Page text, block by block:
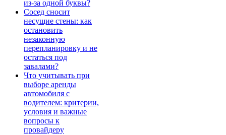
из-за одной буквы?
Сосед сносит
несущие стены: как
остановить
незаконную
перепланировку и не
остаться под
завалами?
Что учитывать при
выборе аренды
автомобиля с
водителем: критерии,
условия и важные
вопросы к
провайдеру